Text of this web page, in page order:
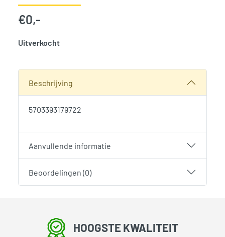
€0,-
Uitverkocht
Beschrijving
5703393179722
Aanvullende informatie
Beoordelingen (0)
HOOGSTE KWALITEIT